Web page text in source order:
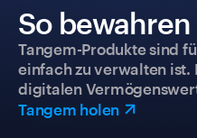
So
Tangem-Produkte sind
einfach zu verwalten
digitalen
Tangem holen